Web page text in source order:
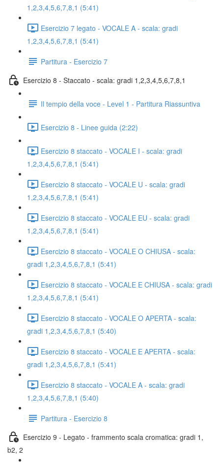
1,2,3,4,5,6,7,8,1 (5:41)
Esercizio 7 legato - VOCALE A - scala: gradi
1,2,3,4,5,6,7,8,1 (5:41)
Partitura - Esercizio 7
Esercizio 8 - Staccato - scala: gradi 1,2,3,4,5,6,7,8,1
Il tempio della voce - Level 1 - Partitura Riassuntiva
Esercizio 8 - Linee guida (2:22)
Esercizio 8 staccato - VOCALE I - scala: gradi
1,2,3,4,5,6,7,8,1 (5:41)
Esercizio 8 staccato - VOCALE U - scala: gradi
1,2,3,4,5,6,7,8,1 (5:41)
Esercizio 8 staccato - VOCALE EU - scala: gradi
1,2,3,4,5,6,7,8,1 (5:41)
Esercizio 8 staccato - VOCALE O CHIUSA - scala:
gradi 1,2,3,4,5,6,7,8,1 (5:41)
Esercizio 8 staccato - VOCALE E CHIUSA - scala: gradi
1,2,3,4,5,6,7,8,1 (5:41)
Esercizio 8 staccato - VOCALE O APERTA - scala:
gradi 1,2,3,4,5,6,7,8,1 (5:40)
Esercizio 8 staccato - VOCALE E APERTA - scala:
gradi 1,2,3,4,5,6,7,8,1 (5:41)
Esercizio 8 staccato - VOCALE A - scala: gradi
1,2,3,4,5,6,7,8,1 (5:40)
Partitura - Esercizio 8
Esercizio 9 - Legato - frammento scala cromatica: gradi 1,
b2, 2